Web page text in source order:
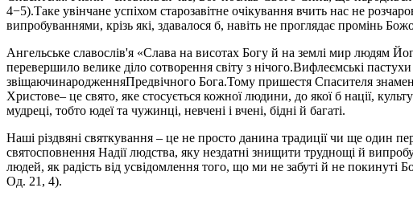
4−5).Таке увінчане успіхом старозавітне очікування вчить нас не
випробуваннями, крізь які, здавалося б, навіть не проглядає промінь
Ангельське славослів'я «Слава на висотах Богу й на землі мир людям
перевершило велике діло сотворення світу з нічого.Вифлеємські
звіщаючинародженняПредвічного Бога.Тому пришестя Спасителя
Христове– це свято, яке стосується кожної людини, до якої б нації,
мудреці, тобто юдеї та чужинці, невчені і вчені, бідні й багаті.
Наші різдвяні святкування – це не просто данина традиції чи ще один
святосповнення Надії людства, яку нездатні знищити труднощі й
людей, як радість від усвідомлення того, що ми не забуті й не покинуті
Од. 21, 4).